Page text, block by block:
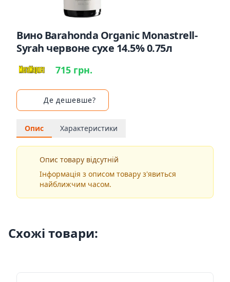
Вино Barahonda Organic Monastrell-
Syrah червоне сухе 14.5% 0.75л
715 грн.
Де дешевше?
Опис Характеристики
Опис товару відсутній
Інформація з описом товару з'явиться
найближчим часом.
Схожі товари: